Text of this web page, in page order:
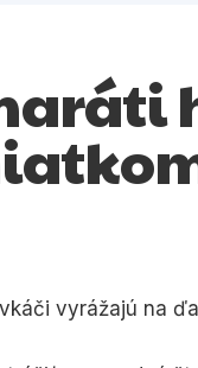
- náučné pre deti
vyrážajú na